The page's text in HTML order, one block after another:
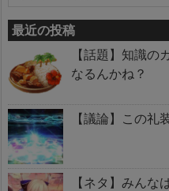
最近の投稿
【話題】知識の
なるんかね？
【議論】この礼
【ネタ】みんな